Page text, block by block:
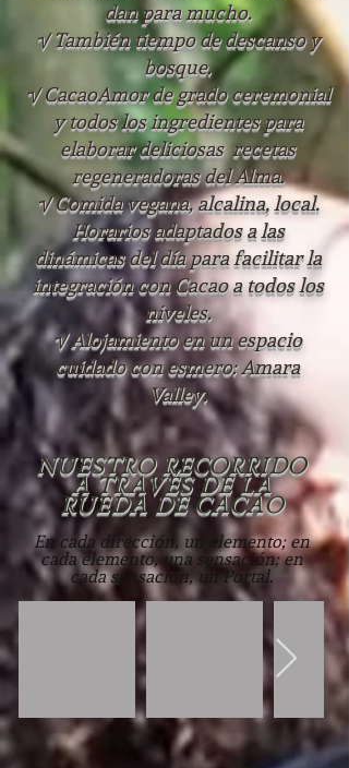
dan para mucho.
√ También tiempo de descanso y
bosque.
√ CacaoAmor de grado ceremonial
y todos los ingredientes para
elaborar deliciosas recetas
regeneradoras del Alma.
√ Comida vegana, alcalina, local.
Horarios adaptados a las
dinámicas del día para facilitar la
integración con Cacao a todos los
niveles.
√ Alojamiento en un espacio
cuidado con esmero: Amara
Valley.
NUESTRO RECORRIDO
A TRAVÉS DE LA
RUEDA DE CACAO
En cada dirección, un elemento; en
cada elemento, una sensación; en
cada sensación, un Portal.